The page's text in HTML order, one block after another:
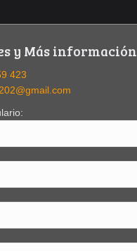
y Más información
423